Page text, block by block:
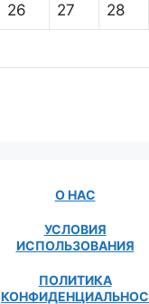
26 27 28
О НАС
УСЛОВИЯ
ИСПОЛЬЗОВАНИЯ
ПОЛИТИКА
КОНФИДЕНЦИАЛЬНОС